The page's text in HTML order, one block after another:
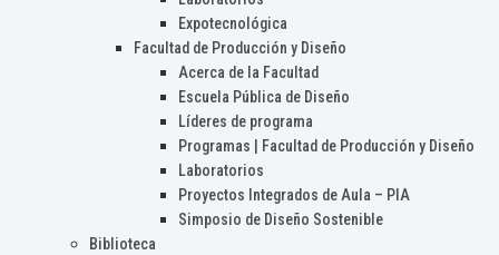
Expotecnológica
Facultad de Producción y Diseño
Acerca de la Facultad
Escuela Pública de Diseño
Líderes de programa
Programas | Facultad de Producción y Diseño
Laboratorios
Proyectos Integrados de Aula – PIA
Simposio de Diseño Sostenible
Biblioteca